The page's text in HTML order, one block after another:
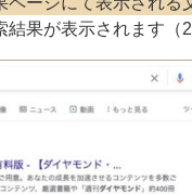
果が表示されます（